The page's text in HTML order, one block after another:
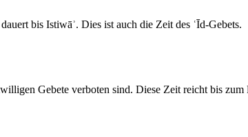
bis Istiwāʾ. Dies ist auch die Zeit des ʿĪd-Gebets.
Gebete verboten sind. Diese Zeit reicht bis